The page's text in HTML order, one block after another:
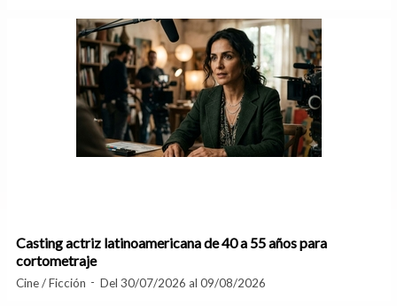
Casting actriz latinoamericana de 40 a 55 años para
cortometraje
Cine / Ficción Del 30/07/2026 al 09/08/2026